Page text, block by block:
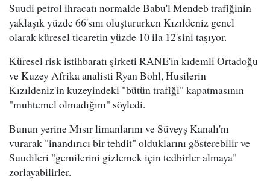
Suudi petrol ihracatı normalde Babu'l Mendeb trafiğinin
yaklaşık yüzde 66'sını oluştururken Kızıldeniz genel
olarak küresel ticaretin yüzde 10 ila 12'sini taşıyor.
Küresel risk istihbaratı şirketi RANE'in kıdemli Ortadoğu
ve Kuzey Afrika analisti Ryan Bohl, Husilerin
Kızıldeniz'in kuzeyindeki "bütün trafiği" kapatmasının
"muhtemel olmadığını" söyledi.
Bunun yerine Mısır limanlarını ve Süveyş Kanalı'nı
vurarak "inandırıcı bir tehdit" olduklarını gösterebilir ve
Suudileri "gemilerini gizlemek için tedbirler almaya"
zorlayabilirler.